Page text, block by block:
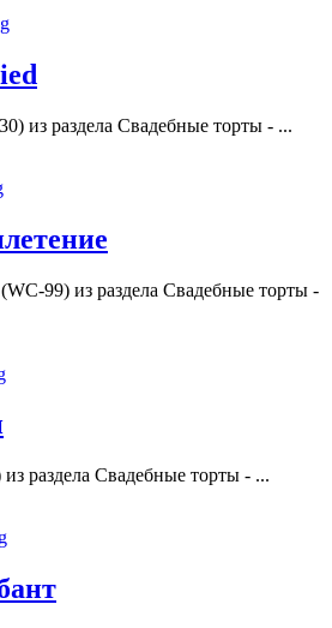
из раздела Свадебные торты - ...
99) из раздела Свадебные торты -
раздела Свадебные торты - ...